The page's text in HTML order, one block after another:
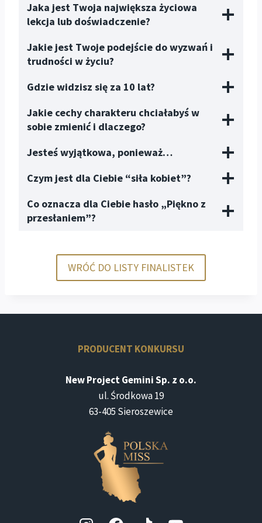
Jaka jest Twoja największa życiowa
lekcja lub doświadczenie?
Jakie jest Twoje podejście do wyzwań i
trudności w życiu?
Gdzie widzisz się za 10 lat?
Jakie cechy charakteru chciałabyś w
sobie zmienić i dlaczego?
Jesteś wyjątkowa, ponieważ…
Czym jest dla Ciebie “siła kobiet”?
Co oznacza dla Ciebie hasło „Piękno z
przesłaniem”?
WRÓĆ DO LISTY FINALISTEK
PRODUCENT KONKURSU
New Project Gemini Sp. z o.o.
ul. Środkowa 19
63-405 Sieroszewice